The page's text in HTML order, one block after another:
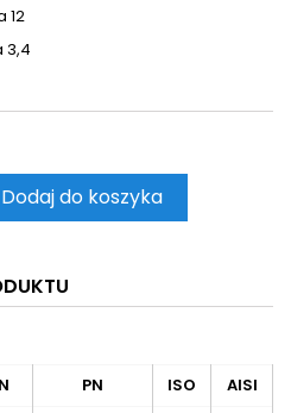
12
3,4
Dodaj do koszyka
PN ISO
AISI